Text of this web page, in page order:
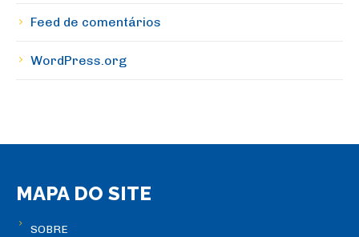
Feed de comentários
WordPress.org
MAPA DO SITE
SOBRE